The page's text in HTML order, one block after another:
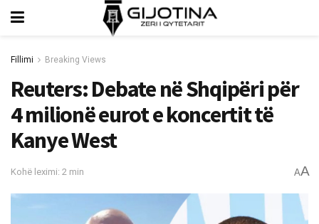
Fillimi Breaking Views
Reuters: Debate në Shqipëri për
4 milionë eurot e koncertit të
Kanye West
Kohë leximi: 2 min AA